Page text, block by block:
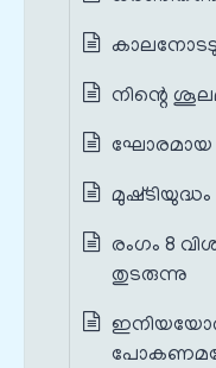
നിന്റെ
ഘോരമായ
മുഷ്‌ടിയുദ്ധം
രംഗം 8
തുടരുന്നു